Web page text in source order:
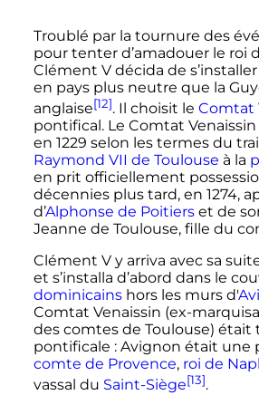
Troublé par la tournure des
pour tenter d’amadouer le roi
Clément Vdécida de
en pays plus neutre que la
anglaise[12]. Il choisit le Comtat
pontifical. Le Comtat
en 1229 selon les termes du
Raymond VII de Toulouse à la
en prit officiellement
décennies plus tard, en 1274,
d’Alphonse de Poitierset de
Jeanne de Toulouse, fille du
Clément Vy arriva avec sa
et s’installa d’abord dans le
dominicainshors les murs d'
Comtat Venaissin (ex-
des comtes de Toulouse) était
pontificale : Avignon était une
comte de Provence, roi de
vassal du Saint-Siège[13].